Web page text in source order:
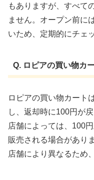
もありますが、すべて
ません。オープン前に
いため、定期的にチェ
Q. ロピアの買い物カ
ロピアの買い物カート
し、返却時に100円が
店舗によっては、100
販売される場合があり
店舗により異なるため